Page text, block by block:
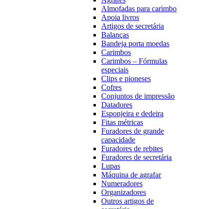
Almofadas para carimbo
Apoia livros
Artigos de secretária
Balanças
Bandeja porta moedas
Carimbos
Carimbos – Fórmulas
especiais
Clips e pioneses
Cofres
Conjuntos de impressão
Datadores
Esponjeira e dedeira
Fitas métricas
Furadores de grande
capacidade
Furadores de rebites
Furadores de secretária
Lupas
Máquina de agrafar
Numeradores
Organizadores
Outros artigos de